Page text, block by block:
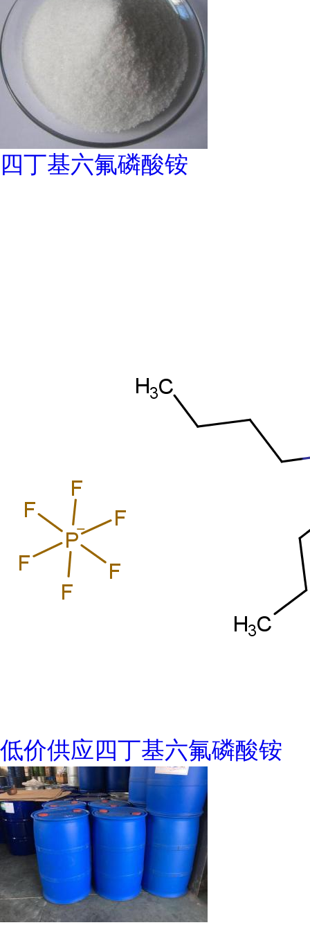
四丁基六氟磷酸铵
低价供应四丁基六氟磷酸铵